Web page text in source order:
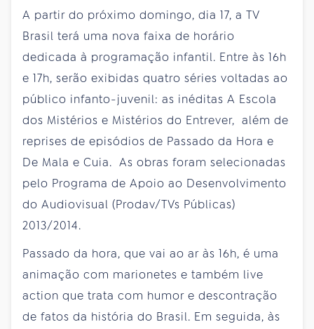
A partir do próximo domingo, dia 17, a TV
Brasil terá uma nova faixa de horário
dedicada à programação infantil. Entre às 16h
e 17h, serão exibidas quatro séries voltadas ao
público infanto-juvenil: as inéditas A Escola
dos Mistérios e Mistérios do Entrever, além de
reprises de episódios de Passado da Hora e
De Mala e Cuia. As obras foram selecionadas
pelo Programa de Apoio ao Desenvolvimento
do Audiovisual (Prodav/TVs Públicas)
2013/2014.
Passado da hora, que vai ao ar às 16h, é uma
animação com marionetes e também live
action que trata com humor e descontração
de fatos da história do Brasil. Em seguida, às